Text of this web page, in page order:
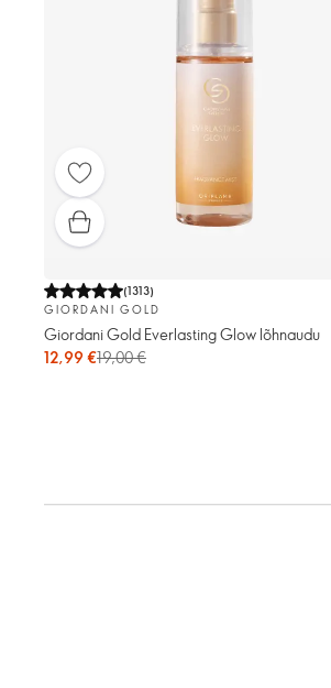
(1313)
GIORDANI GOLD
Giordani Gold Everlasting Glow lõhnaudu
12,99 €19,00 €